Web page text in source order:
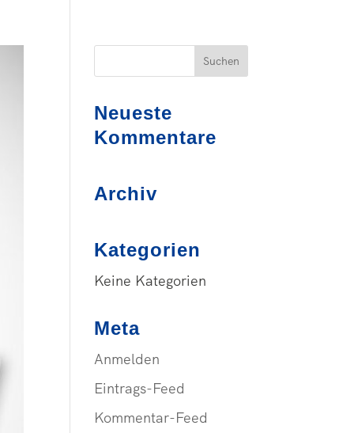
Neueste
Kommentare
Archiv
Kategorien
Keine Kategorien
Meta
Anmelden
Eintrags-Feed
Kommentar-Feed